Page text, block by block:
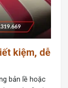
kiệm, dễ
bản lề hoặc